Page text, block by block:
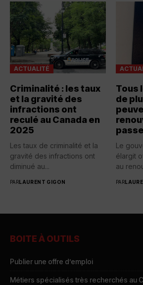
ACTUALITÉ
Criminalité : les taux
et la gravité des
infractions ont
reculé au Canada en
2025
Les taux de criminalité et la
gravité des infractions ont
diminué au...
PARLAURENT GIGON
Tous
de
Le
élargit
au
PAR
BOITE À OUTILS
Publier une offre d’emploi
Métiers spécialisés très recherchés au